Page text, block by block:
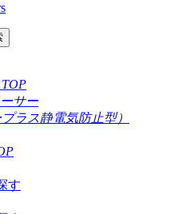
サー
ラス静電気防止型）
す